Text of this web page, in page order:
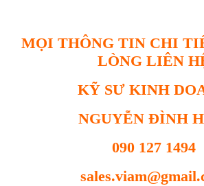
MỌI THÔNG TIN CHI
LÒNG LIÊN
KỸ SƯ KINH
NGUYỄN ĐÌNH
090 127 1494